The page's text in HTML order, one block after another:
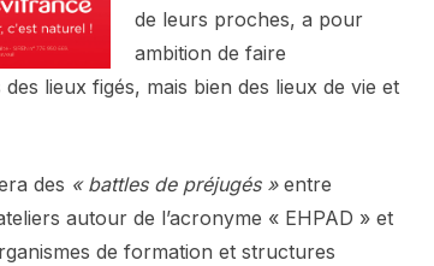
de leurs proches, a pour
ambition de faire
lieux figés, mais bien des lieux de vie et
des « battles de préjugés »entre
autour de l’acronyme « EHPAD » et
de formation et structures